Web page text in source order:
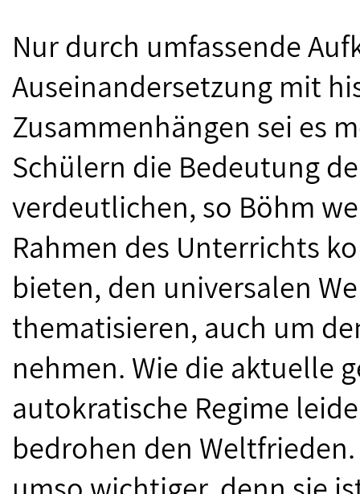
Nur durch umfassende
Auseinandersetzung mit
Zusammenhängen sei es
Schülern die Bedeutung
verdeutlichen, so Böhm
Rahmen des Unterrichts
bieten, den universalen
thematisieren, auch um
nehmen. Wie die aktuelle
autokratische Regime
bedrohen den